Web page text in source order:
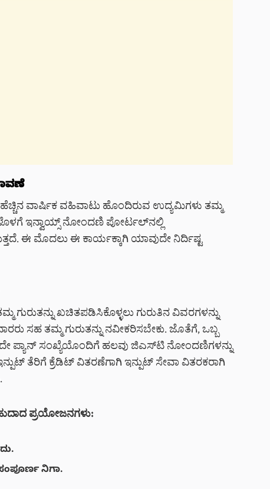
ವಾರ್ಷಿಕ ವಹಿವಾಟು ಹೊಂದಿರುವ ಉದ್ಯಮಿಗಳು ತಮ್ಮ
ಇನ್ವಾಯ್ಸ್ ನೋಂದಣಿ ಪೋರ್ಟಲ್‌ನಲ್ಲಿ
ಈ ಮೊದಲು ಈ ಕಾರ್ಯಕ್ಕಾಗಿ ಯಾವುದೇ ನಿರ್ದಿಷ್ಟ
ಖಚಿತಪಡಿಸಿಕೊಳ್ಳಲು ಗುರುತಿನ ವಿವರಗಳನ್ನು
ಸಹ ತಮ್ಮ ಗುರುತನ್ನು ನವೀಕರಿಸಬೇಕು. ಜೊತೆಗೆ, ಒಬ್ಬ
ಪ್ಯಾನ್ ಸಂಖ್ಯೆಯೊಂದಿಗೆ ಹಲವು ಜಿಎಸ್‌ಟಿ ನೋಂದಣಿಗಳನ್ನು
ತೆರಿಗೆ ಕ್ರೆಡಿಟ್ ವಿತರಣೆಗಾಗಿ ಇನ್ಪುಟ್ ಸೇವಾ ವಿತರಕರಾಗಿ
ಪ್ರಯೋಜನಗಳು:
ನಿಗಾ.